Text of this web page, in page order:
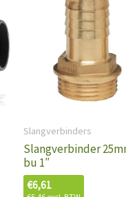
Slangverbinders
Slangverbinder
bu 1″
€6,61